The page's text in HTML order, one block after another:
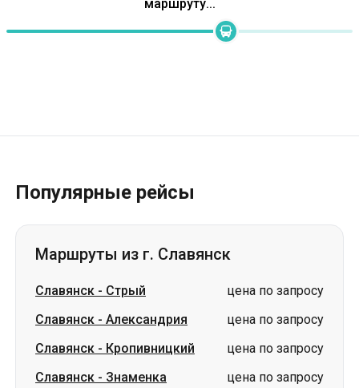
маршруту...
Популярные рейсы
Маршруты из г. Славянск
Славянск - Стрый
цена по запросу
Славянск - Александрия
цена по запросу
Славянск - Кропивницкий
цена по запросу
Славянск - Знаменка
цена по запросу